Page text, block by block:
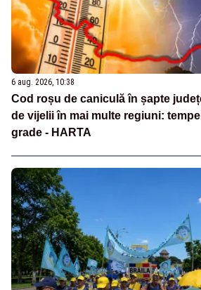
6 aug. 2026, 10:38
Cod roșu de caniculă în șapte
de vijelii în mai multe regiuni:
grade - HARTA